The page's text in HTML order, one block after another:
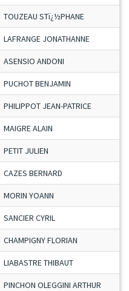
TOUZEAU STï¿½PHANE
LAFRANGE JONATHANNE
ASENSIO ANDONI
PUCHOT BENJAMIN
PHILIPPOT JEAN-PATRICE
MAIGRE ALAIN
PETIT JULIEN
CAZES BERNARD
MORIN YOANN
SANCIER CYRIL
CHAMPIGNY FLORIAN
LIABASTRE THIBAUT
PINCHON OLEGGINI ARTHUR